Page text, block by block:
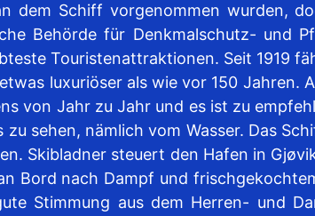
dem Schiff vorgenommen wurden,
Behörde für Denkmalschutz- und
Touristenattraktionen. Seit 1919
luxuriöser als wie vor 150
von Jahr zu Jahr und es ist zu
zu sehen, nämlich vom Wasser. Das
Skibladner steuert den Hafen in
Bord nach Dampf und
Stimmung aus dem Herren- und